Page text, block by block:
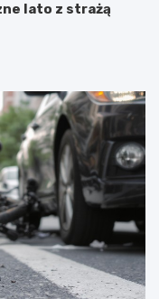
lato z strażą